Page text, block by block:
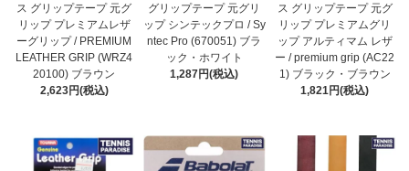
ス グリップテープ 元グ
リップ プレミアムレザ
ーグリップ / PREMIUM
LEATHER GRIP (WRZ4
20100) ブラウン
2,623円(税込)
グリップテープ 元グリ
ップ シンテックプロ / Sy
ntec Pro (670051) ブラ
ック・ホワイト
1,287円(税込)
ス グリップテープ 元グ
リップ プレミアムグリ
ップ アルティマム レザ
ー / premium grip (AC22
1) ブラック・ブラウン
1,821円(税込)